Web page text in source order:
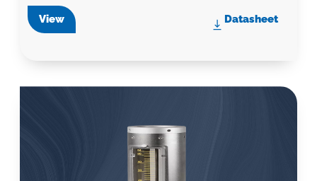
View Datasheet